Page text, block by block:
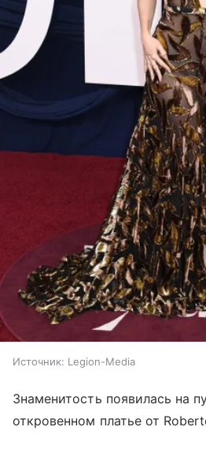
Источник: Legion-Media
Знаменитость появилась на
откровенном платье от